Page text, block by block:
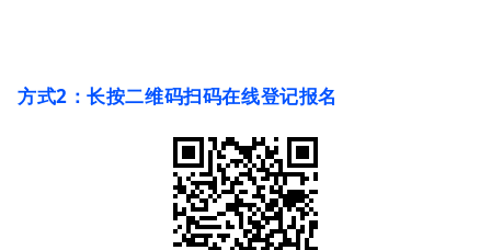
方式2 ：长按二维码扫码在线登记报名